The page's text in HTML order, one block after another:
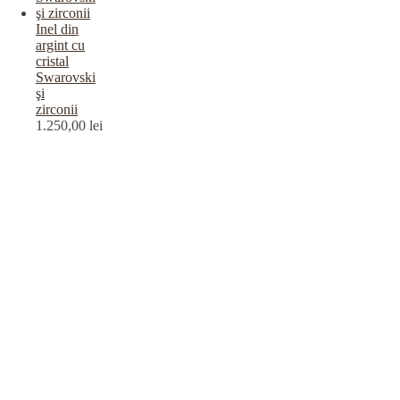
Inel din
argint cu
cristal
Swarovski
şi
zirconii
1.250,00 lei